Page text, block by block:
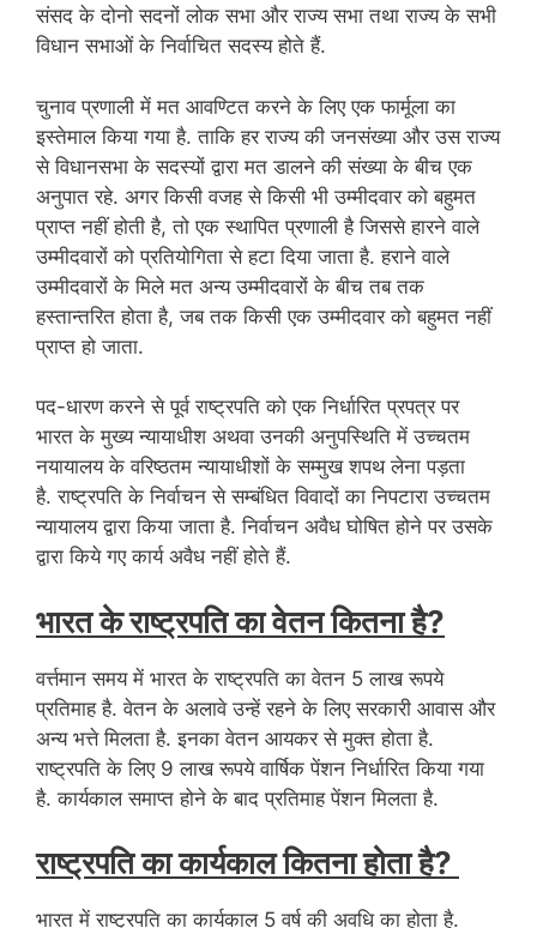
संसद के दोनो सदनों लोक सभा और राज्य सभा तथा राज्य के सभी
विधान सभाओं के निर्वाचित सदस्य होते हैं.
चुनाव प्रणाली में मत आवण्टित करने के लिए एक फार्मूला का
इस्तेमाल किया गया है. ताकि हर राज्य की जनसंख्या और उस राज्य
से विधानसभा के सदस्यों द्वारा मत डालने की संख्या के बीच एक
अनुपात रहे. अगर किसी वजह से किसी भी उम्मीदवार को बहुमत
प्राप्त नहीं होती है, तो एक स्थापित प्रणाली है जिससे हारने वाले
उम्मीदवारों को प्रतियोगिता से हटा दिया जाता है. हराने वाले
उम्मीदवारों के मिले मत अन्य उम्मीदवारों के बीच तब तक
हस्तान्तरित होता है, जब तक किसी एक उम्मीदवार को बहुमत नहीं
प्राप्त हो जाता.
पद-धारण करने से पूर्व राष्ट्रपति को एक निर्धारित प्रपत्र पर
भारत के मुख्य न्यायाधीश अथवा उनकी अनुपस्थिति में उच्चतम
नयायालय के वरिष्ठतम न्यायाधीशों के सम्मुख शपथ लेना पड़ता
है. राष्ट्रपति के निर्वाचन से सम्बंधित विवादों का निपटारा उच्चतम
न्यायालय द्वारा किया जाता है. निर्वाचन अवैध घोषित होने पर उसके
द्वारा किये गए कार्य अवैध नहीं होते हैं.
भारत के राष्ट्रपति का वेतन कितना है?
वर्त्तमान समय में भारत के राष्ट्रपति का वेतन 5 लाख रूपये
प्रतिमाह है. वेतन के अलावे उन्हें रहने के लिए सरकारी आवास और
अन्य भत्ते मिलता है. इनका वेतन आयकर से मुक्त होता है.
राष्ट्रपति के लिए 9 लाख रूपये वार्षिक पेंशन निर्धारित किया गया
है. कार्यकाल समाप्त होने के बाद प्रतिमाह पेंशन मिलता है.
राष्ट्रपति का कार्यकाल कितना होता है?
भारत में राष्ट्रपति का कार्यकाल 5 वर्ष की अवधि का होता है.